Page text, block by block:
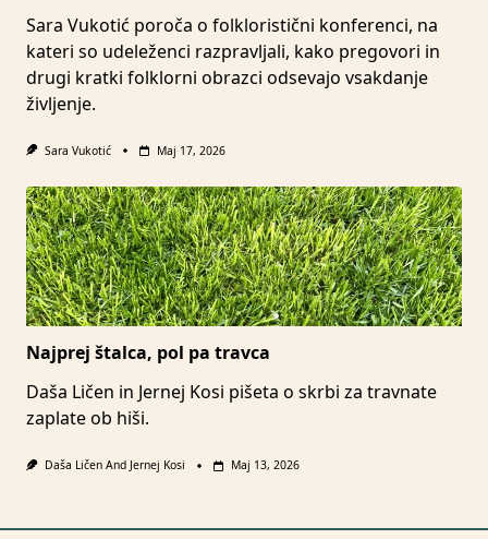
Sara Vukotić poroča o folkloristični konferenci, na
kateri so udeleženci razpravljali, kako pregovori in
drugi kratki folklorni obrazci odsevajo vsakdanje
življenje.
Sara Vukotić Maj 17, 2026
Najprej štalca, pol pa travca
Daša Ličen in Jernej Kosi pišeta o skrbi za travnate
zaplate ob hiši.
Daša LičenAnd Jernej Kosi Maj 13, 2026